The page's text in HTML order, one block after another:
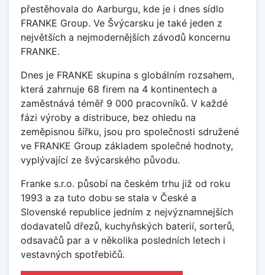
přestěhovala do Aarburgu, kde je i dnes sídlo
FRANKE Group. Ve Švýcarsku je také jeden z
největších a nejmodernějších závodů koncernu
FRANKE.
Dnes je FRANKE skupina s globálním rozsahem,
která zahrnuje 68 firem na 4 kontinentech a
zaměstnává téměř 9 000 pracovníků. V každé
fázi výroby a distribuce, bez ohledu na
zeměpisnou šířku, jsou pro společnosti sdružené
ve FRANKE Group základem společné hodnoty,
vyplývající ze švýcarského původu.
Franke s.r.o. působí na českém trhu již od roku
1993 a za tuto dobu se stala v České a
Slovenské republice jedním z nejvýznamnejších
dodavatelů dřezů, kuchyňských baterií, sorterů,
odsavačů par a v několika posledních letech i
vestavných spotřebičů.